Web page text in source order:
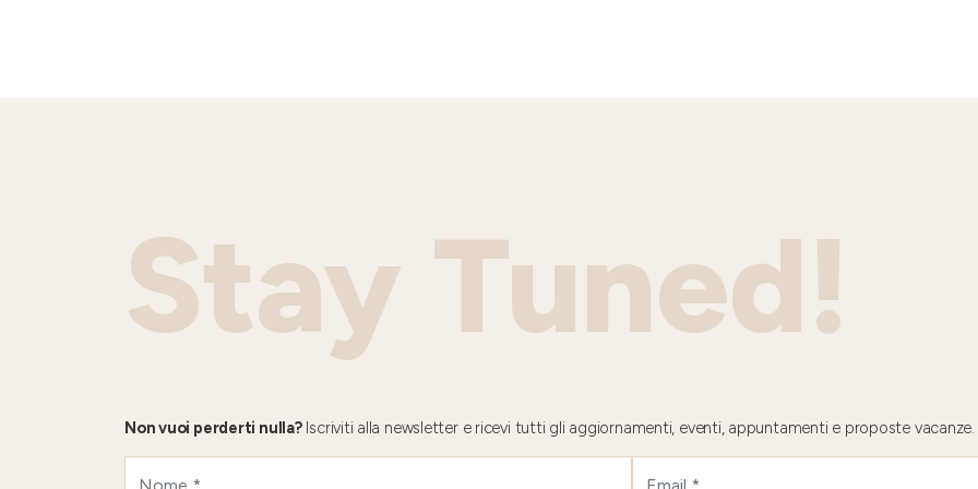
Stay Tuned!
Non vuoi perderti nulla?Iscriviti alla newsletter e ricevi tutti gli aggiornamenti, eventi, appuntamenti e proposte vacanze.